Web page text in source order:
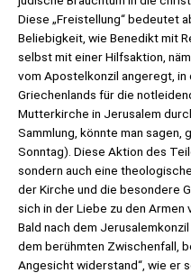
Diese „Freistellung“ bedeutet
Beliebigkeit, wie Benedikt mit
selbst mit einer Hilfsaktion,
vom Apostelkonzil angeregt,
Griechenlands für die
Mutterkirche in Jerusalem
Sammlung, könnte man sagen,
Sonntag). Diese Aktion des
sondern auch eine
der Kirche und die besondere
sich in der Liebe zu den Armen
Bald nach dem
dem berühmten Zwischenfall,
Angesicht widerstand“, wie er